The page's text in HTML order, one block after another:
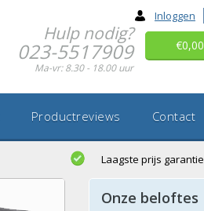
Inloggen
Hulp nodig?
023-5517909
Ma-vr: 8.30 - 18.00 uur
€0,00
Productreviews Contact
Laagste prijs garantie
Onze beloftes